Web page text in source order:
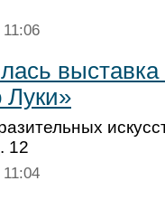
Луки»
12